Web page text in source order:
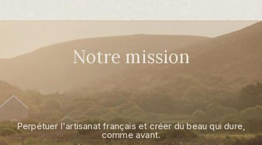
Notre mission
Perpétuer l'artisanat français et créer du beau qui dure,
comme avant.